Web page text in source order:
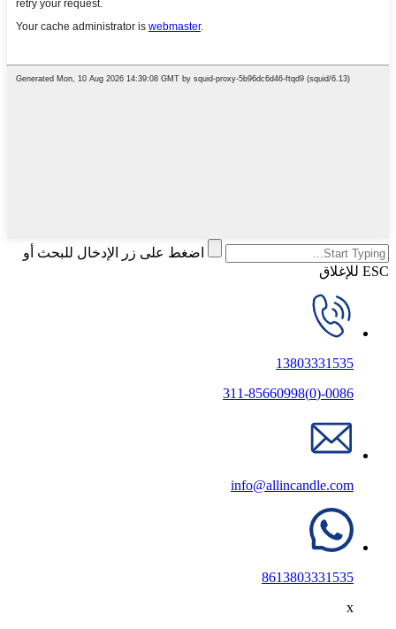
اضغط على زر الإدخال للبحث أو
ESC للإغلاق
13803331535
0086-(0)311-85660998
info@allincandle.com
8613803331535
x